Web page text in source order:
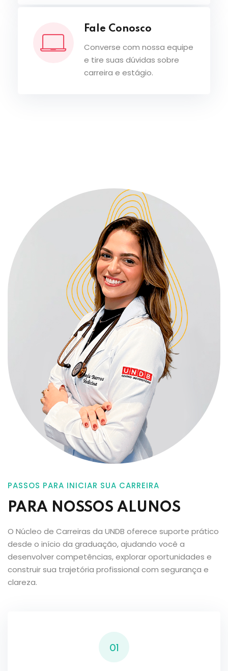
Fale Conosco
Converse com nossa equipe
e tire suas dúvidas sobre
carreira e estágio.
PASSOS PARA INICIAR SUA CARREIRA
PARA NOSSOS ALUNOS
O Núcleo de Carreiras da UNDB oferece suporte prático
desde o início da graduação, ajudando você a
desenvolver competências, explorar oportunidades e
construir sua trajetória profissional com segurança e
clareza.
01